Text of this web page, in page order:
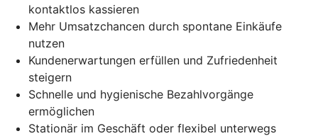
kontaktlos kassieren
Mehr Umsatzchancen durch spontane Einkäufe
nutzen
Kundenerwartungen erfüllen und Zufriedenheit
steigern
Schnelle und hygienische Bezahlvorgänge
ermöglichen
Stationär im Geschäft oder flexibel unterwegs